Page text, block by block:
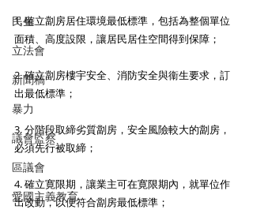
民生
立法會
新聞稿
暴力
議會監察
區議會
愛國主義教育
1. 確立劏房居住環境最低標準，包括為整個單位
面積、高度設限，讓居民居住空間得到保障；
2. 確立劏房樓宇安全、消防安全與衞生要求，訂
出最低標準；
3. 分階段取締劣質劏房，安全風險較大的劏房，
必須先行被取締；
4. 確立寛限期，讓業主可在寛限期內，就單位作
出改動，以便符合劏房最低標準；